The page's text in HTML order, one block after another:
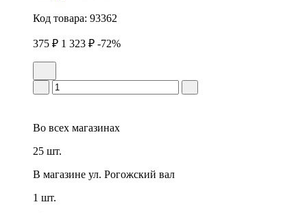
Код товара: 93362
375 ₽ 1 323 ₽ -72%
Во всех магазинах
25 шт.
В магазине ул. Рогожский вал
1 шт.